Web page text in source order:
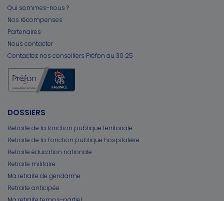
Qui sommes-nous ?
Nos récompenses
Partenaires
Nous contacter
Contactez nos conseillers Préfon au 30 25
DOSSIERS
Retraite de la fonction publique territoriale
Retraite de la Fonction publique hospitalière
Retraite éducation nationale
Retraite militaire
Ma retraite de gendarme
Retraite anticipée